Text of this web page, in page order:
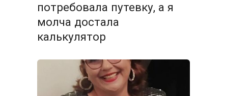
потребовала путевку, а я
молча достала
калькулятор